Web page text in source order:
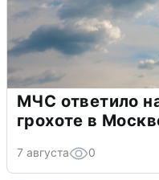
МЧС ответило
грохоте в
7 августа 0